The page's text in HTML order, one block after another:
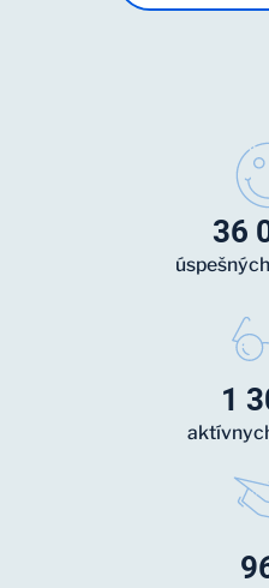
36
1